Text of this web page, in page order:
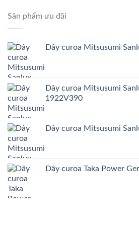
Sản phẩm ưu đãi
Dây curoa Mitsusumi
Dây curoa Mitsusumi
1922V390
Dây curoa Mitsusumi
Dây curoa Taka Power